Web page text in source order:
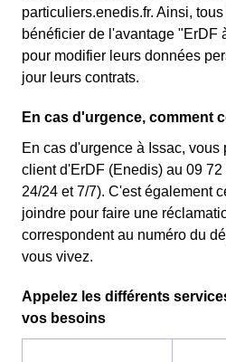
particuliers.enedis.fr. Ainsi,
bénéficier de l'avantage "ErDF
pour modifier leurs données
jour leurs contrats.
En cas d'urgence, comment
En cas d'urgence à Issac,
client d'ErDF (Enedis) au 09
24/24 et 7/7). C'est également
joindre pour faire une
correspondent au numéro du
vous vivez.
Appelez les différents
vos besoins